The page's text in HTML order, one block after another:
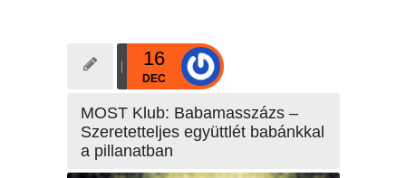
16
DEC
MOST Klub: Babamasszázs –
Szeretetteljes együttlét babánkkal
a pillanatban